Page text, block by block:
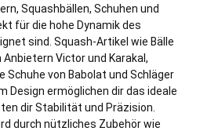
Squashbällen, Schuhen und
für die hohe Dynamik des
sind. Squash-Artikel wie Bälle
Victor und Karakal,
Schuhe von Babolat und Schläger
Design ermöglichen dir das ideale
dir Stabilität und Präzision.
durch nützliches Zubehör wie